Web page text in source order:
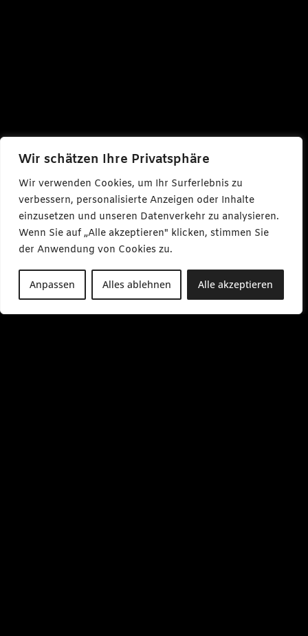
Wir schätzen Ihre Privatsphäre
Wir verwenden Cookies, um Ihr Surferlebnis zu
verbessern, personalisierte Anzeigen oder Inhalte
einzusetzen und unseren Datenverkehr zu analysieren.
Wenn Sie auf „Alle akzeptieren" klicken, stimmen Sie
der Anwendung von Cookies zu.
Anpassen Alles ablehnen Alle akzeptieren